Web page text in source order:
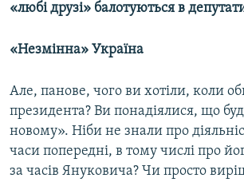
«любі друзі» балотуються в
«Незмінна» Україна
Але, панове, чого ви хотіли, коли
президента? Ви понадіялися, що
новому». Ніби не знали про
часи попередні, в тому числі про
за часів Януковича? Чи просто